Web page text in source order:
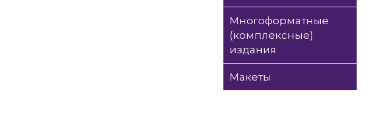
Многоформатные
(комплексные)
издания
Макеты